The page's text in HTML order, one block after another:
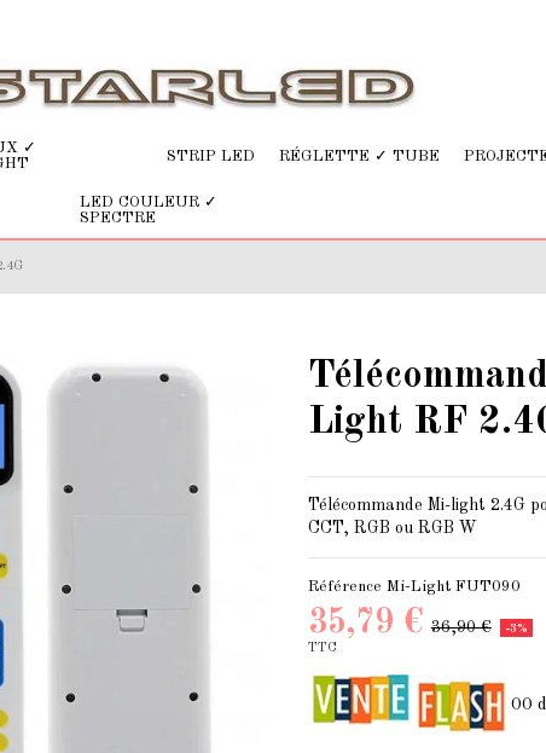
✓
STRIP LED RÉGLETTE ✓ TUBE
LED COULEUR ✓
SPECTRE
Light RF
Télécommande Mi-light 2.4G
CCT, RGB ou RGB W
Référence Mi-Light FUT090
35,79 € 36,90 € -3%
TTC
00